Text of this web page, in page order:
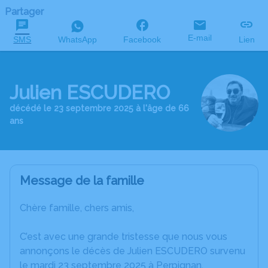
Partager
SMS WhatsApp Facebook E-mail Lien
Julien ESCUDERO
décédé le 23 septembre 2025 à l'âge de 66
ans
Message de la famille
Chère famille, chers amis,
C’est avec une grande tristesse que nous vous
annonçons le décès de Julien ESCUDERO survenu
le mardi 23 septembre 2025 à Perpignan.